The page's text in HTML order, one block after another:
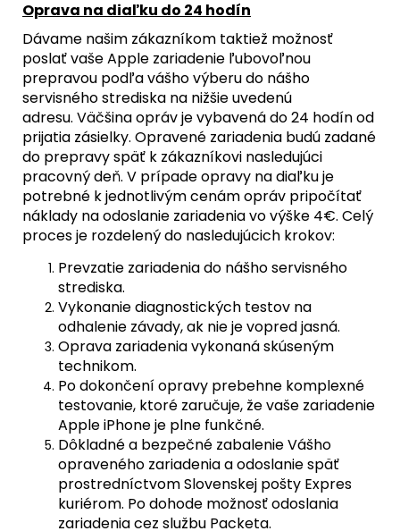
Oprava na diaľku do 24 hodín
Dávame našim zákazníkom taktiež možnosť
poslať vaše Apple zariadenie ľubovoľnou
prepravou podľa vášho výberu do nášho
servisného strediska na nižšie uvedenú
adresu. Väčšina opráv je vybavená do 24 hodín od
prijatia zásielky. Opravené zariadenia budú zadané
do prepravy späť k zákazníkovi nasledujúci
pracovný deň. V prípade opravy na diaľku je
potrebné k jednotlivým cenám opráv pripočítať
náklady na odoslanie zariadenia vo výške 4€. Celý
proces je rozdelený do nasledujúcich krokov:
Prevzatie zariadenia do nášho servisného
strediska.
Vykonanie diagnostických testov na
odhalenie závady, ak nie je vopred jasná.
Oprava zariadenia vykonaná skúseným
technikom.
Po dokončení opravy prebehne komplexné
testovanie, ktoré zaručuje, že vaše zariadenie
Apple iPhone je plne funkčné.
Dôkladné a bezpečné zabalenie Vášho
opraveného zariadenia a odoslanie späť
prostredníctvom Slovenskej pošty Expres
kuriérom. Po dohode možnosť odoslania
zariadenia cez službu Packeta.